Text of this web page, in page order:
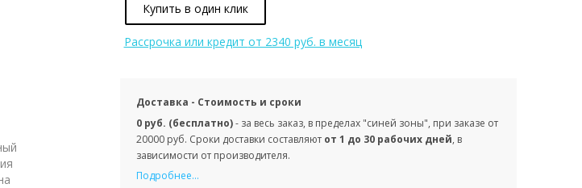
Купить в один клик
Рассрочка или кредит от 2340 руб. в месяц
Доставка - Стоимость и сроки
0 руб. (бесплатно)- за весь заказ, в пределах "синей зоны", при заказе от
20000 руб. Сроки доставки составляют от 1 до 30 рабочих дней, в
зависимости от производителя.
Подробнее...